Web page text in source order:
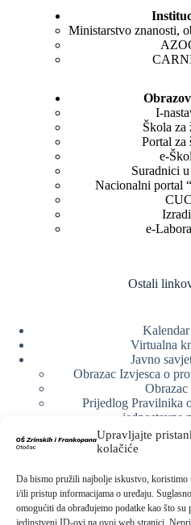
Upravljajte
kolačiće
Da bismo pružili najbolje iskustvo, koristimo
i/ili pristup informacijama o uređaju.
omogućiti da obrađujemo podatke kao što su
jedinstveni ID-ovi na ovoj web stranici.
Ministarstvo znanosti,
I-
Škola za
Portal za
e-
Suradnici
Nacionalni portal
CUC
e-
Ostali
Kalendar
Virtualna
Javno
Obrazac Izvjesca o
Obrazac
Prijedlog Pravilnika
jednostavne
Obrazlozenje uz
postupka
Web
Politika o